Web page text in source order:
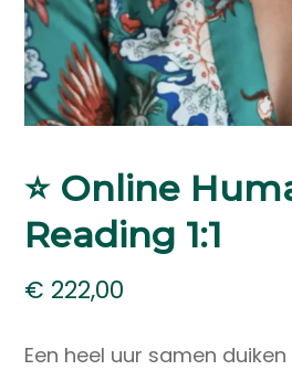
⭐️ Online
Reading 1:1
€ 222,00
Een heel uur samen